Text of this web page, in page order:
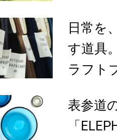
日常を
す道具
ラフト
表参道
「